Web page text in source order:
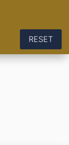
RESET